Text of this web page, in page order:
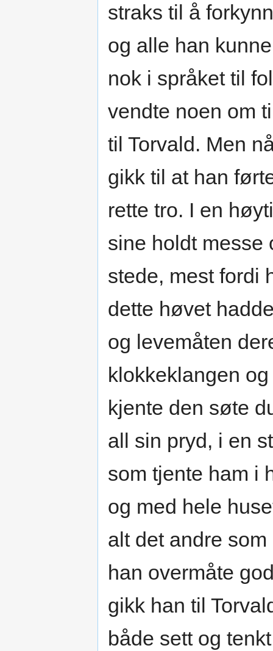
straks til å
og alle han
nok i språket til
vendte noen om
til Torvald. Men
gikk til at han
rette tro. I en
sine holdt messe
stede, mest fordi
dette høvet
og levemåten
klokkeklangen
kjente den søte
all sin pryd, i en
som tjente ham i
og med hele
alt det andre
han overmåte
gikk han til
både sett og